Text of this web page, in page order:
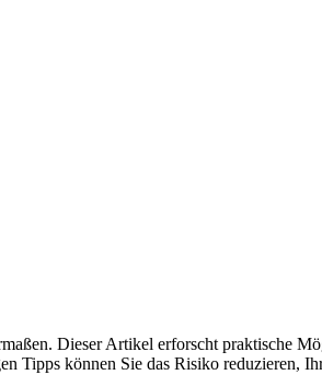
Dieser Artikel erforscht praktische
Tipps können Sie das Risiko reduzieren,